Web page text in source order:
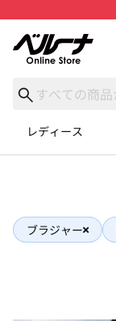
レディース
ブラジャー